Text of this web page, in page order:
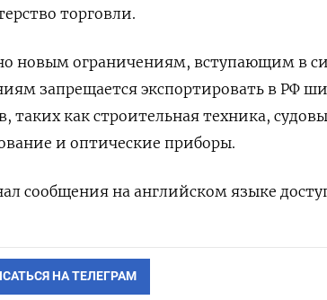
торговли.
новым ограничениям, вступающим в
запрещается экспортировать в РФ
таких как строительная техника,
и оптические приборы.
сообщения на английском языке
НА ТЕЛЕГРАМ